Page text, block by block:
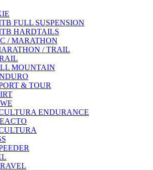
FULL SUSPENSION
HARDTAILS
/ MARATHON
/ TRAIL
MOUNTAIN
& TOUR
ENDURANCE